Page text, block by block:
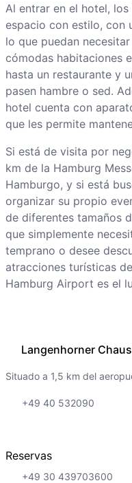
Langenhorner
Situado a 1,5 km del
+49 40 532090
Reservas
+49 30 439703600
Al entrar en el hotel,
espacio con estilo, con
lo que puedan
cómodas habitaciones
hasta un restaurante y
pasen hambre o sed.
hotel cuenta con
que les permite
Si está de visita por
km de la Hamburg
Hamburgo, y si está
organizar su propio
de diferentes tamaños
que simplemente
temprano o desee
atracciones turísticas
Hamburg Airport es el